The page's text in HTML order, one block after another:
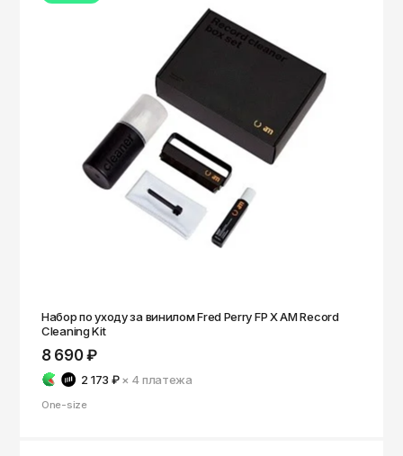
Набор по уходу за винилом Fred Perry FP X AM Record
Cleaning Kit
8 690 ₽
2 173 ₽ × 4платежа
One-size